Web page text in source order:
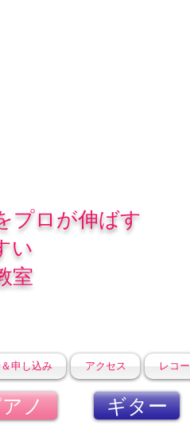
プロが伸ばす
い
室
申し込み アクセス レコ
ノ
ギター